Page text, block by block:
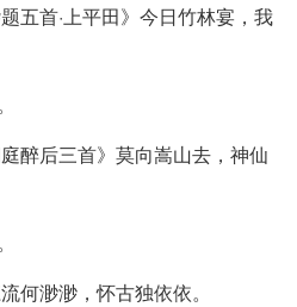
五首·上平田》今日竹林宴，我
醉后三首》莫向嵩山去，神仙
何渺渺，怀古独依依。